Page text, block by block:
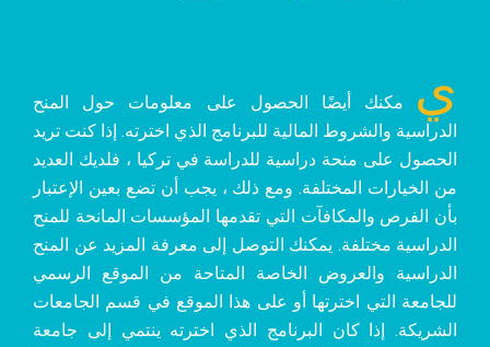
ي
مكنك أيضًا الحصول على معلومات حول المنح
الدراسية والشروط المالية للبرنامج الذي اخترته. إذا كنت تريد
الحصول على منحة دراسية للدراسة في تركيا ، فلديك العديد
من الخيارات المختلفة. ومع ذلك ، يجب أن تضع بعين الإعتبار
بأن الفرص والمكافآت التي تقدمها المؤسسات المانحة للمنح
الدراسية مختلفة. يمكنك التوصل إلى معرفة المزيد عن المنح
الدراسية والعروض الخاصة المتاحة من الموقع الرسمي
للجامعة التي اخترتها أو على هذا الموقع في قسم الجامعات
الشريكة. إذا كان البرنامج الذي اخترته ينتمي إلى جامعة